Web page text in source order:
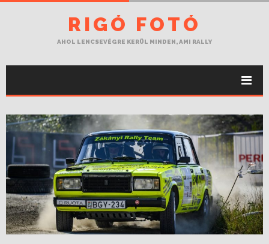
RIGÓ FOTÓ
AHOL LENCSEVÉGRE KERÜL MINDEN, AMI RALLY